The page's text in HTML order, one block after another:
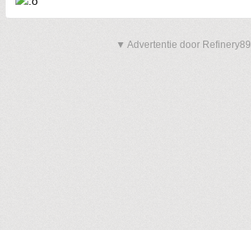
▼ Advertentie door Refinery89